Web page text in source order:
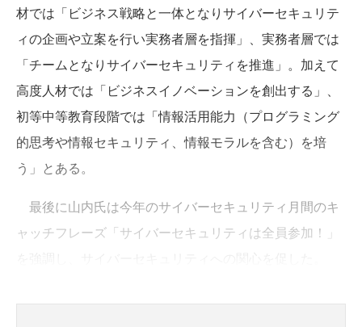
材では「ビジネス戦略と一体となりサイバーセキュリテ
ィの企画や立案を行い実務者層を指揮」、実務者層では
「チームとなりサイバーセキュリティを推進」。加えて
高度人材では「ビジネスイノベーションを創出する」、
初等中等教育段階では「情報活用能力（プログラミング
的思考や情報セキュリティ、情報モラルを含む）を培
う」とある。
最後に山内氏は今年のサイバーセキュリティ月間のキ
ャッチフレーズ「サイバーセキュリティは全員参加！」